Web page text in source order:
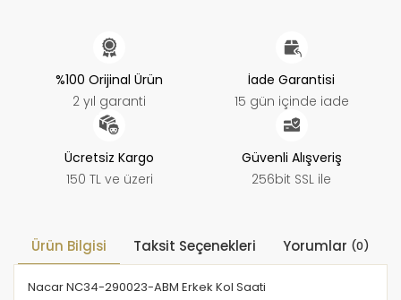
%100 Orijinal Ürün
2 yıl garanti
İade Garantisi
15 gün içinde iade
Ücretsiz Kargo
150 TL ve üzeri
Güvenli Alışveriş
256bit SSL ile
Ürün Bilgisi Taksit Seçenekleri Yorumlar (0)
Nacar NC34-290023-ABM Erkek Kol Saati